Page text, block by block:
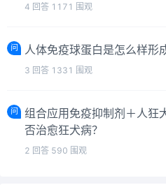
4 回答 1171 围观
问 人体免疫球蛋白是怎么样形
3 回答 1331 围观
问
组合应用免疫抑制剂＋人狂
否治愈狂犬病？
2 回答 590 围观